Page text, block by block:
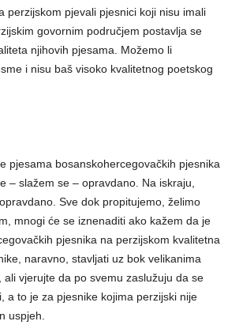
perzijskom pjevali pjesnici koji nisu imali
govornim područjem postavlja se
njihovih pjesama. Možemo li
i nisu baš visoko kvalitetnog poetskog
pjesama bosanskohercegovačkih pjesnika
– slažem se – opravdano. Na iskraju,
Sve dok propitujemo, želimo
mnogi će se iznenaditi ako kažem da je
pjesnika na perzijskom kvalitetna
naravno, stavljati uz bok velikanima
ali vjerujte da po svemu zaslužuju da se
a to je za pjesnike kojima perzijski nije
uspjeh.